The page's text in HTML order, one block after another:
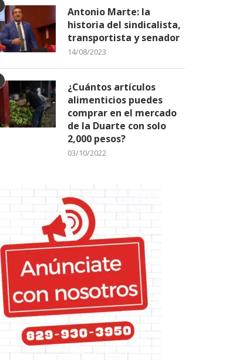
Antonio Marte: la
historia del sindicalista,
transportista y senador
14/08/2023
¿Cuántos artículos
alimenticios puedes
comprar en el mercado
de la Duarte con solo
2,000 pesos?
03/10/2022